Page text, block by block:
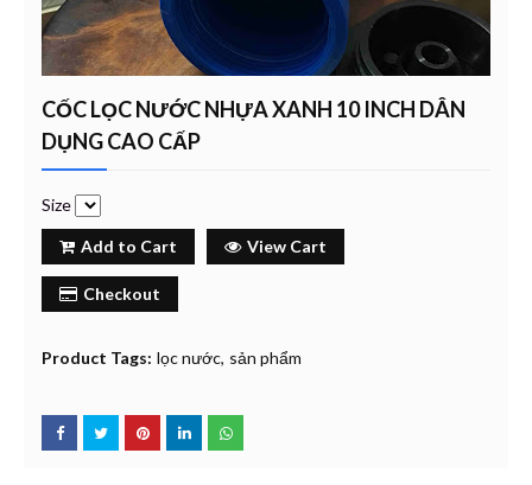
CỐC LỌC NƯỚC NHỰA XANH 10 INCH DÂN
DỤNG CAO CẤP
Size
Add to Cart View Cart
Checkout
Product Tags: lọc nước sản phẩm